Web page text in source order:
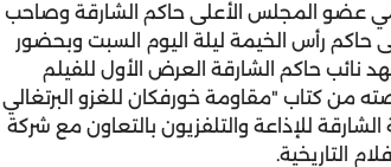
عضو المجلس الأعلى حاكم الشارقة وصاحب
رأس الخيمة ليلة اليوم السبت وبحضور
حاكم الشارقة العرض الأول للفيلم
المستوحاة أحداثه وقصته من كتاب "مقاومة خورفكان للغزو البرتغالي
الشارقة للإذاعة والتلفزيون بالتعاون مع شركة
التاريخية.